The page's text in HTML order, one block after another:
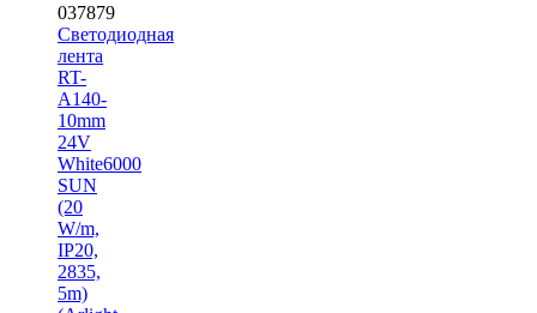
037879
Светодиодная
лента
RT-
A140-
10mm
24V
White6000
SUN
(20
W/m,
IP20,
2835,
5m)